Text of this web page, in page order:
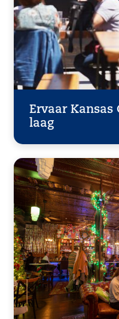
Ervaar Kansas
laag